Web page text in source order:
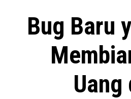
Bug Baru